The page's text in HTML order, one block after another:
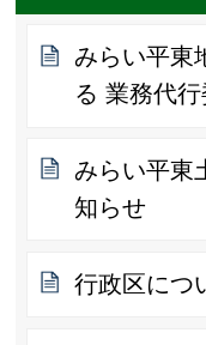
みらい平東
る 業務代
みらい平東
知らせ
行政区につ